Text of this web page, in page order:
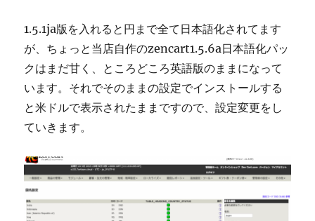
1.5.1ja版を入れると円まで全て日本語化されてます
が、ちょっと当店自作のzencart1.5.6a日本語化パッ
クはまだ甘く、ところどころ英語版のままになって
います。それでそのままの設定でインストールする
と米ドルで表示されたままですので、設定変更をし
ていきます。